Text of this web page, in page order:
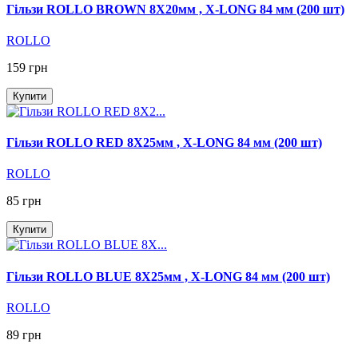
Гільзи ROLLO BROWN 8X20мм , X-LONG 84 мм (200 шт)
ROLLO
159 грн
Купити
Гільзи ROLLO RED 8X25мм , X-LONG 84 мм (200 шт)
ROLLO
85 грн
Купити
Гільзи ROLLO BLUE 8X25мм , X-LONG 84 мм (200 шт)
ROLLO
89 грн